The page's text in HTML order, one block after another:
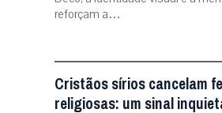
reforçam a…
Cristãos sírios cancelam
religiosas: um sinal